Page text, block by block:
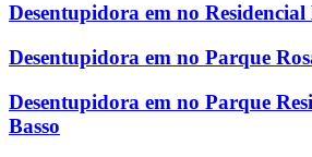
Desentupidora em no
Desentupidora em no Parque
Desentupidora em no Parque
Basso